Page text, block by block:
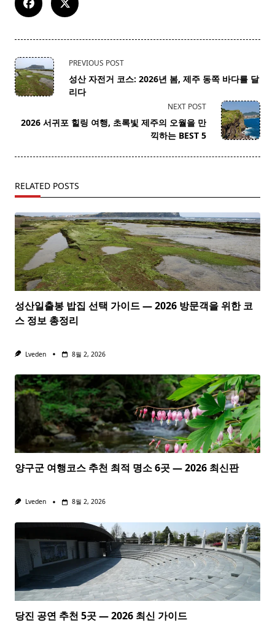
<span
class="nav-
subtitle
reader-
PREVIOUS POST
성산 자전거 코스: 2026년 봄, 제주 동쪽 바다를 달
리다
NEXT POST
2026 서귀포 힐링 여행, 초록빛 제주의 오월을 만
끽하는 BEST 5
RELATED POSTS
성산일출봉 밥집 선택 가이드 — 2026 방문객을 위한 코
스 정보 총정리
Lveden 8월 2, 2026
양구군 여행코스 추천 최적 명소 6곳 — 2026 최신판
Lveden 8월 2, 2026
당진 공연 추천 5곳 — 2026 최신 가이드